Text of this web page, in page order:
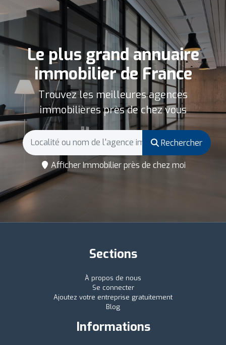
Le plus grand annuaire
immobilier de France
Trouvez les meilleures agences
immobilières près de chez vous
Rechercher
Afficher Immobilier près de chez moi
Sections
À propos de nous
Se connecter
Ajoutez votre entreprise gratuitement
Blog
Informations